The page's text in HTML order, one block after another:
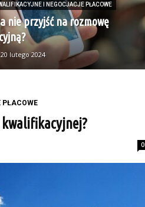
I NEGOCJACJE PŁACOWE
nie przyjść na rozmowę
20 lutego 2024
PŁACOWE
kwalifikacyjnej?
0